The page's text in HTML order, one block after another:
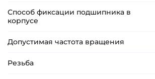
Способ фиксации подшипника в
корпусе
Допустимая частота вращения
Резьба